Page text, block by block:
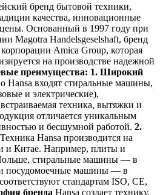
бренд бытовой техники,
качества, инновационные
Основанный в 1997 году при
Magotra Handelsgeselshaft, бренд
Amica Group, которая
на производстве надежной
преимущества: 1. Широкий
Hansa входят стиральные машины,
и электрические),
техника, вытяжки и
отличается уникальным
и бесшумной работой. 2.
Техника Hansa производится на
и Китае. Например, плиты и
стиральные машины — в
посудомоечные машины — в
стандартам ISO, CE,
бренда Hansa создает технику,